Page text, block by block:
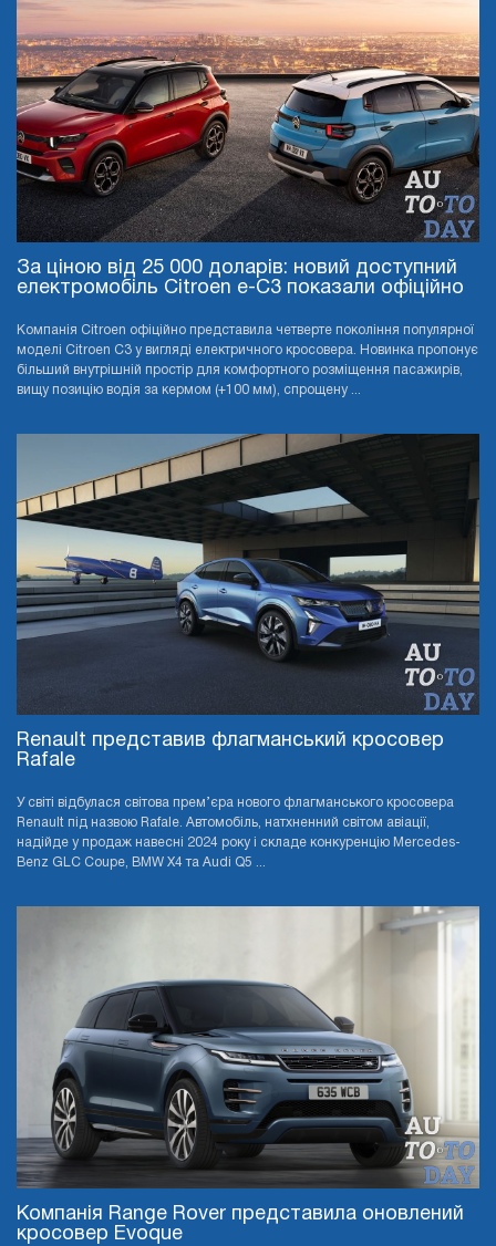
За ціною від 25 000 доларів: новий доступний
електромобіль Citroen e-C3 показали офіційно
Компанія Citroen офіційно представила четверте покоління популярної
моделі Citroen C3 у вигляді електричного кросовера. Новинка пропонує
більший внутрішній простір для комфортного розміщення пасажирів,
вищу позицію водія за кермом (+100 мм), спрощену ...
Renault представив флагманський кросовер
Rafale
У світі відбулася світова прем’єра нового флагманського кросовера
Renault під назвою Rafale. Автомобіль, натхненний світом авіації,
надійде у продаж навесні 2024 року і складе конкуренцію Mercedes-
Benz GLC Coupe, BMW X4 та Audi Q5 ...
Компанія Range Rover представила оновлений
кросовер Evoque